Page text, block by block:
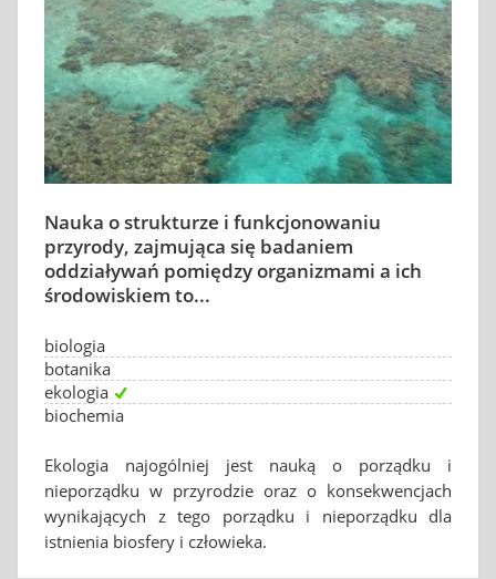
Nauka o strukturze i funkcjonowaniu
przyrody, zajmująca się badaniem
oddziaływań pomiędzy organizmami a ich
środowiskiem to...
biologia
botanika
ekologia
biochemia
Ekologia najogólniej jest nauką o porządku i
nieporządku w przyrodzie oraz o konsekwencjach
wynikających z tego porządku i nieporządku dla
istnienia biosfery i człowieka.